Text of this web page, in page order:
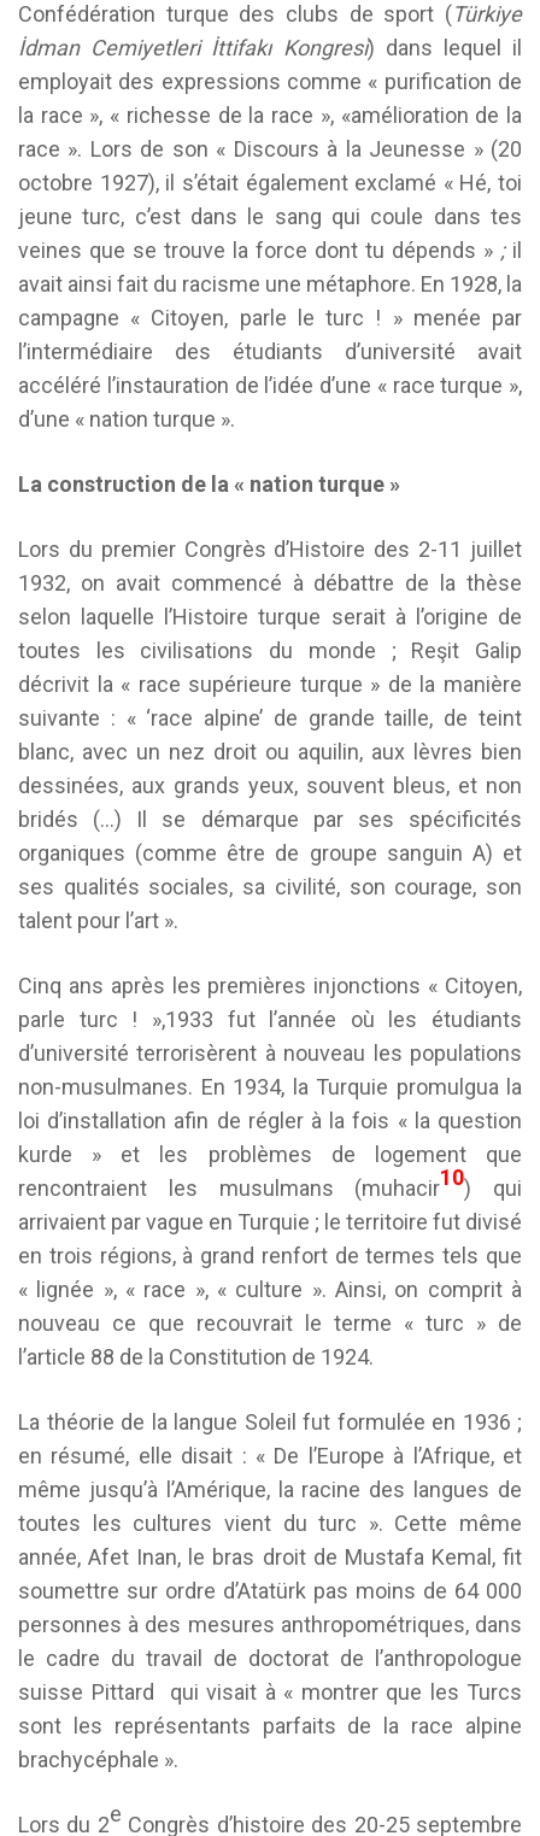
Confédération turque des clubs de sport (Türkiye
İdman Cemiyetleri İttifakı Kongresi) dans lequel il
employait des expressions comme « purification de
la race », « richesse de la race », «amélioration de la
race ». Lors de son « Discours à la Jeunesse » (20
octobre 1927), il s’était également exclamé « Hé, toi
jeune turc, c’est dans le sang qui coule dans tes
veines que se trouve la force dont tu dépends » ;il
avait ainsi fait du racisme une métaphore. En 1928, la
campagne « Citoyen, parle le turc ! » menée par
l’intermédiaire des étudiants d’université avait
accéléré l’instauration de l’idée d’une « race turque »,
d’une « nation turque ».
La construction de la « nation turque »
Lors du premier Congrès d’Histoire des 2-11 juillet
1932, on avait commencé à débattre de la thèse
selon laquelle l’Histoire turque serait à l’origine de
toutes les civilisations du monde ; Reşit Galip
décrivit la « race supérieure turque » de la manière
suivante : « ‘race alpine’ de grande taille, de teint
blanc, avec un nez droit ou aquilin, aux lèvres bien
dessinées, aux grands yeux, souvent bleus, et non
bridés (…) Il se démarque par ses spécificités
organiques (comme être de groupe sanguin A) et
ses qualités sociales, sa civilité, son courage, son
talent pour l’art ».
Cinq ans après les premières injonctions « Citoyen,
parle turc ! »,1933 fut l’année où les étudiants
d’université terrorisèrent à nouveau les populations
non-musulmanes. En 1934, la Turquie promulgua la
loi d’installation afin de régler à la fois « la question
kurde » et les problèmes de logement que
rencontraient les musulmans (muhacir10) qui
arrivaient par vague en Turquie ; le territoire fut divisé
en trois régions, à grand renfort de termes tels que
« lignée », « race », « culture ». Ainsi, on comprit à
nouveau ce que recouvrait le terme « turc » de
l’article 88 de la Constitution de 1924.
La théorie de la langue Soleil fut formulée en 1936 ;
en résumé, elle disait : « De l’Europe à l’Afrique, et
même jusqu’à l’Amérique, la racine des langues de
toutes les cultures vient du turc ». Cette même
année, Afet Inan, le bras droit de Mustafa Kemal, fit
soumettre sur ordre d’Atatürk pas moins de 64 000
personnes à des mesures anthropométriques, dans
le cadre du travail de doctorat de l’anthropologue
suisse Pittard qui visait à « montrer que les Turcs
sont les représentants parfaits de la race alpine
brachycéphale ».
Lors du 2e Congrès d’histoire des 20-25 septembre